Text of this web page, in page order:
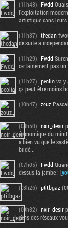
(11h43) Fwdd
l'exploitation
artistique dans leurs
(11h37) thedan
de suite à
(11h29) Fwdd
certainement pas
(11h27) peoliova y
ça peut être moins
(10h47) zouz
(08h50) noir_desir
économique du
a bien vu que le
bridé...
(07h05) Fwdd
dessus la jambe : [
(03h26) ptitbgaz
(00h32) noir_desir
gens des réseaux